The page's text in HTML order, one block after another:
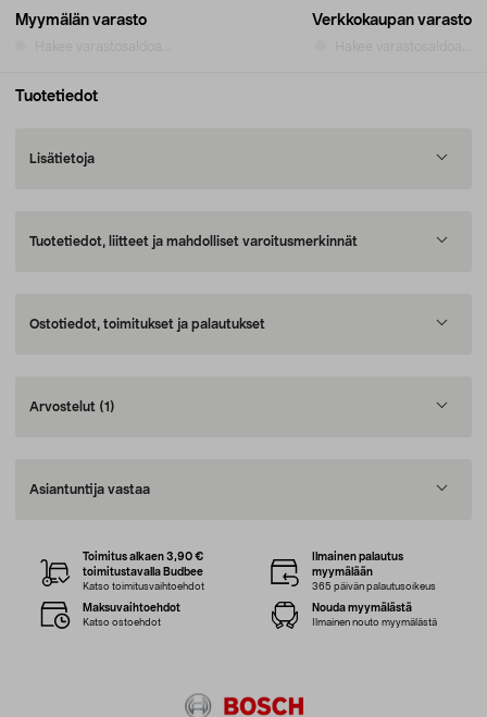
Myymälän varasto Verkkokaupan varasto
Tuotetiedot
Lisätietoja
Tuotetiedot, liitteet ja mahdolliset varoitusmerkinnät
Ostotiedot, toimitukset ja palautukset
Arvostelut (1)
Asiantuntija vastaa
Toimitus alkaen 3,90 €
toimitustavalla Budbee
Katso toimitusvaihtoehdot
Ilmainen palautus
myymälään
365 päivän palautusoikeus
Maksuvaihtoehdot
Katso ostoehdot
Nouda myymälästä
Ilmainen nouto myymälästä